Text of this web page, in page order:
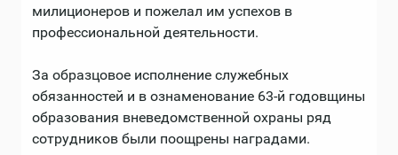
милиционеров и пожелал им успехов в
профессиональной деятельности.
За образцовое исполнение служебных
обязанностей и в ознаменование 63-й годовщины
образования вневедомственной охраны ряд
сотрудников были поощрены наградами.